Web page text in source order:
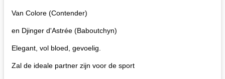
Van Colore (Contender)
en Djinger d'Astrée (Baboutchyn)
Elegant, vol bloed, gevoelig.
Zal de ideale partner zijn voor de sport